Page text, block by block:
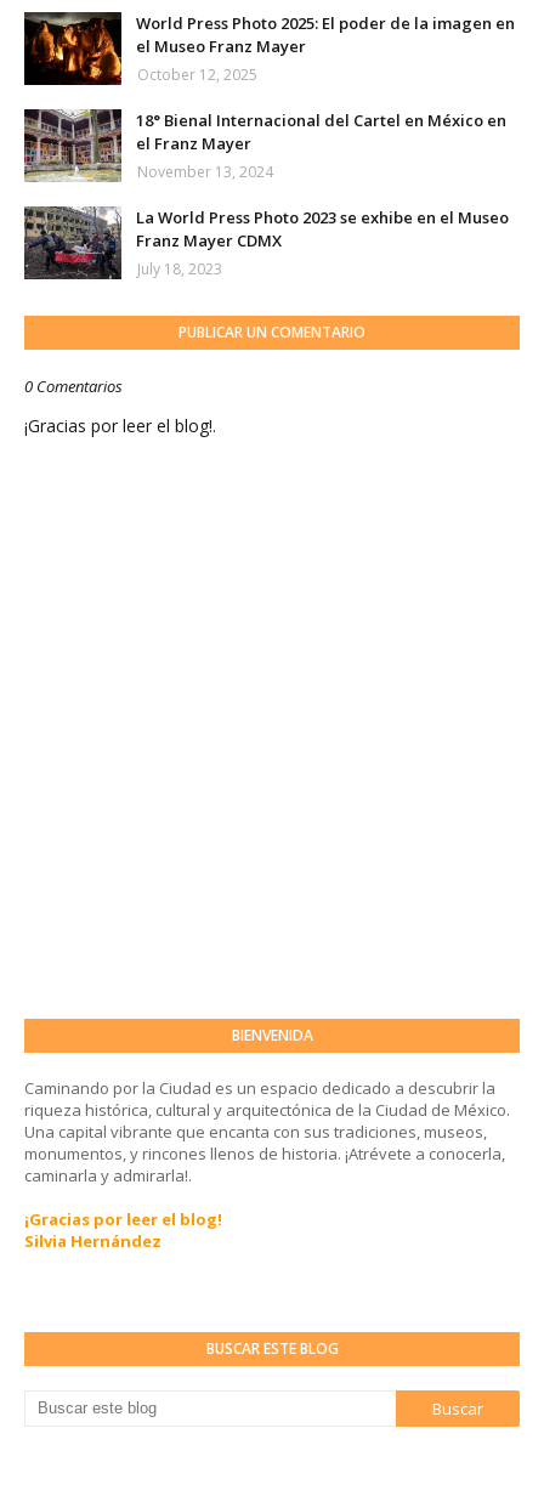
World Press Photo 2025: El poder de la imagen en
el Museo Franz Mayer
October 12, 2025
18° Bienal Internacional del Cartel en México en
el Franz Mayer
November 13, 2024
La World Press Photo 2023 se exhibe en el Museo
Franz Mayer CDMX
July 18, 2023
PUBLICAR UN COMENTARIO
0 Comentarios
¡Gracias por leer el blog!.
BIENVENIDA
Caminando por la Ciudad es un espacio dedicado a descubrir la
riqueza histórica, cultural y arquitectónica de la Ciudad de México.
Una capital vibrante que encanta con sus tradiciones, museos,
monumentos, y rincones llenos de historia. ¡Atrévete a conocerla,
caminarla y admirarla!.
¡Gracias por leer el blog!
Silvia Hernández
BUSCAR ESTE BLOG